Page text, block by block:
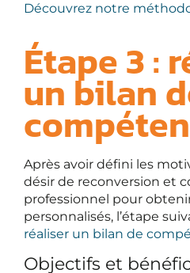
Découvrez notre
Étape 3 :
un bilan
Après avoir défini les
désir de reconversion et
professionnel pour
personnalisés, l’étape
réaliser un bilan de
Objectifs et